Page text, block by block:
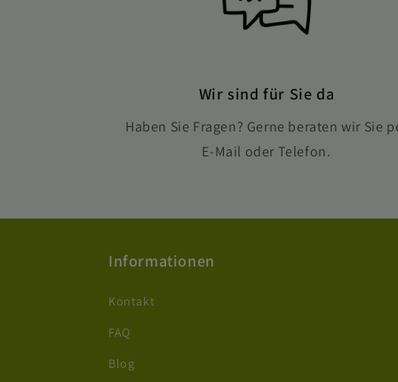
Wir sind für Sie da
Haben Sie Fragen? Gerne beraten wir Sie
E-Mail oder Telefon.
Informationen
Kontakt
FAQ
Blog